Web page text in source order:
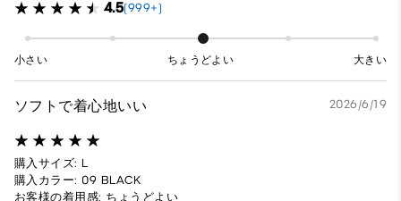
4.5(999+)
小さい ちょうどよい 大きい
ソフトで着心地いい 2026/6/19
購入サイズ: L
購入カラー: 09 BLACK
お客様の着用感: ちょうどよい